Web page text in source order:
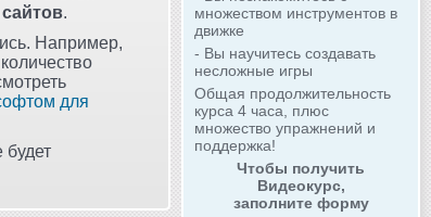
множеством инструментов в
движке
- Вы научитесь создавать
несложные игры
Общая продолжительность
курса 4 часа, плюс
множество упражнений и
поддержка!
Чтобы получить
Видеокурс,
заполните форму
.
Например,
для
будет